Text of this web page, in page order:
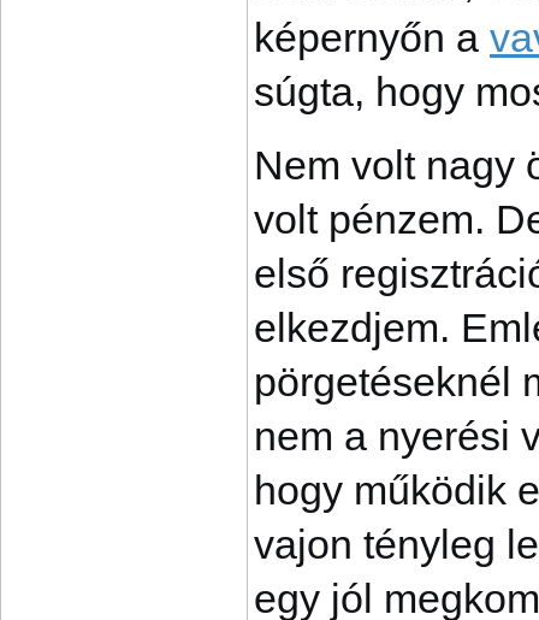
képernyőn a
súgta, hogy
Nem volt nagy
volt pénzem.
első
elkezdjem.
pörgetéseknél
nem a nyerési
hogy működik
vajon tényleg
egy jól